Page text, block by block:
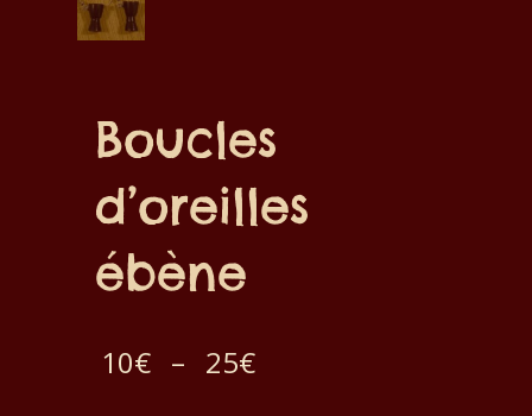
Boucles
d’oreilles
ébène
10€ – 25€